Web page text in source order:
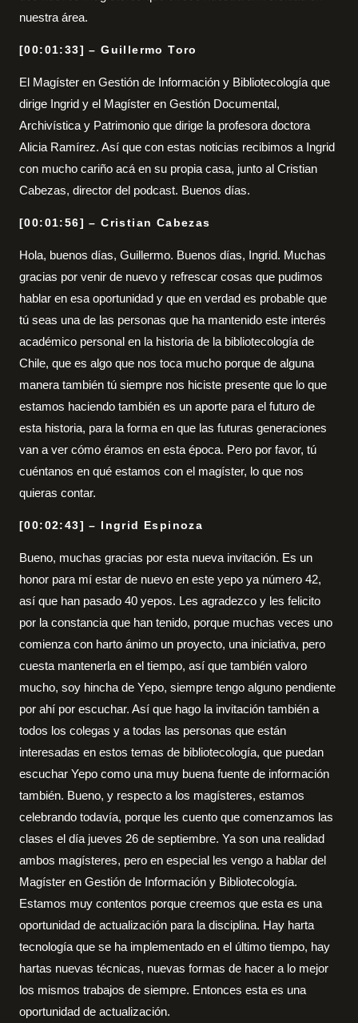
nuestra área.
[00:01:33] – Guillermo Toro
El Magíster en Gestión de Información y Bibliotecología que
dirige Ingrid y el Magíster en Gestión Documental,
Archivística y Patrimonio que dirige la profesora doctora
Alicia Ramírez. Así que con estas noticias recibimos a Ingrid
con mucho cariño acá en su propia casa, junto al Cristian
Cabezas, director del podcast. Buenos días.
[00:01:56] – Cristian Cabezas
Hola, buenos días, Guillermo. Buenos días, Ingrid. Muchas
gracias por venir de nuevo y refrescar cosas que pudimos
hablar en esa oportunidad y que en verdad es probable que
tú seas una de las personas que ha mantenido este interés
académico personal en la historia de la bibliotecología de
Chile, que es algo que nos toca mucho porque de alguna
manera también tú siempre nos hiciste presente que lo que
estamos haciendo también es un aporte para el futuro de
esta historia, para la forma en que las futuras generaciones
van a ver cómo éramos en esta época. Pero por favor, tú
cuéntanos en qué estamos con el magíster, lo que nos
quieras contar.
[00:02:43] – Ingrid Espinoza
Bueno, muchas gracias por esta nueva invitación. Es un
honor para mí estar de nuevo en este yepo ya número 42,
así que han pasado 40 yepos. Les agradezco y les felicito
por la constancia que han tenido, porque muchas veces uno
comienza con harto ánimo un proyecto, una iniciativa, pero
cuesta mantenerla en el tiempo, así que también valoro
mucho, soy hincha de Yepo, siempre tengo alguno pendiente
por ahí por escuchar. Así que hago la invitación también a
todos los colegas y a todas las personas que están
interesadas en estos temas de bibliotecología, que puedan
escuchar Yepo como una muy buena fuente de información
también. Bueno, y respecto a los magísteres, estamos
celebrando todavía, porque les cuento que comenzamos las
clases el día jueves 26 de septiembre. Ya son una realidad
ambos magísteres, pero en especial les vengo a hablar del
Magíster en Gestión de Información y Bibliotecología.
Estamos muy contentos porque creemos que esta es una
oportunidad de actualización para la disciplina. Hay harta
tecnología que se ha implementado en el último tiempo, hay
hartas nuevas técnicas, nuevas formas de hacer a lo mejor
los mismos trabajos de siempre. Entonces esta es una
oportunidad de actualización.